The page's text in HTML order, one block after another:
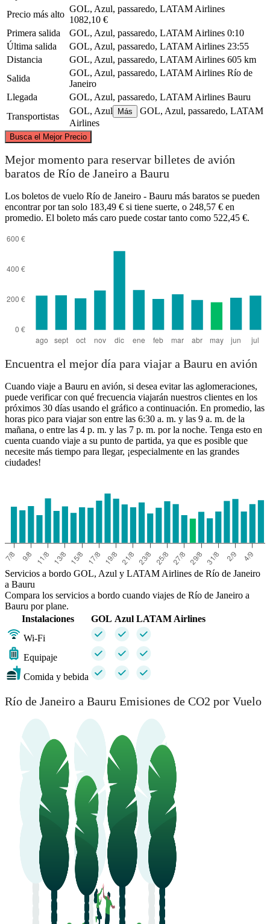
Precio más alto
GOL, Azul, passaredo, LATAM Airlines
1082,10 €
Primera salida
GOL, Azul, passaredo, LATAM Airlines 0:10
Última salida
GOL, Azul, passaredo, LATAM Airlines 23:55
Distancia
GOL, Azul, passaredo, LATAM Airlines 605 km
Salida
GOL, Azul, passaredo, LATAM Airlines Río de
Janeiro
Llegada
GOL, Azul, passaredo, LATAM Airlines Bauru
Transportistas
GOL, Azul Más
GOL, Azul, passaredo, LATAM
Airlines
Busca el Mejor Precio
Rio de Janeiro
Bauru
Mejor momento para reservar billetes de avión
baratos de Río de Janeiro a Bauru
Los boletos de vuelo Río de Janeiro - Bauru más baratos se pueden
encontrar por tan solo 183,49 € si tiene suerte, o 248,57 € en
promedio. El boleto más caro puede costar tanto como 522,45 €.
Encuentra el mejor día para viajar a Bauru en avión
Cuando viaje a Bauru en avión, si desea evitar las aglomeraciones,
puede verificar con qué frecuencia viajarán nuestros clientes en los
próximos 30 días usando el gráfico a continuación. En promedio, las
horas pico para viajar son entre las 6:30 a. m. y las 9 a. m. de la
mañana, o entre las 4 p. m. y las 7 p. m. por la noche. Tenga esto en
cuenta cuando viaje a su punto de partida, ya que es posible que
necesite más tiempo para llegar, ¡especialmente en las grandes
ciudades!
Servicios a bordo GOL, Azul y LATAM Airlines de Río de Janeiro
a Bauru
Compara los servicios a bordo cuando viajes de Río de Janeiro a
Bauru por plane.
Instalaciones
GOL Azul LATAM Airlines
Wi-Fi
Equipaje
Comida y bebida
Río de Janeiro a Bauru Emisiones de CO2 por Vuelo